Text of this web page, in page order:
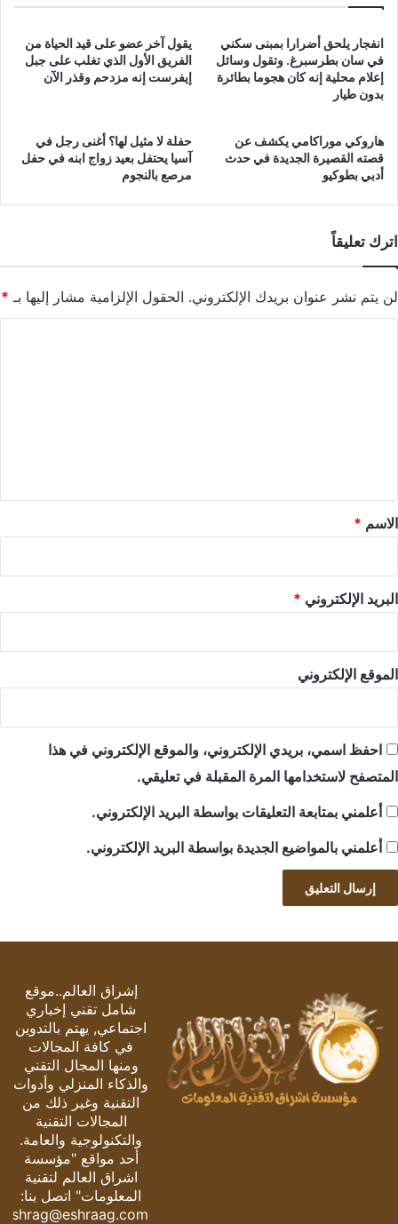
انفجار يلحق أضرارا بمبنى سكني
في سان بطرسبرغ. وتقول وسائل
إعلام محلية إنه كان هجوما بطائرة
بدون طيار
يقول آخر عضو على قيد الحياة من
الفريق الأول الذي تغلب على جبل
إيفرست إنه مزدحم وقذر الآن
هاروكي موراكامي يكشف عن
قصته القصيرة الجديدة في حدث
أدبي بطوكيو
حفلة لا مثيل لها؟ أغنى رجل في
آسيا يحتفل بعيد زواج ابنه في حفل
مرصع بالنجوم
اترك تعليقاً
لن يتم نشر عنوان بريدك الإلكتروني. الحقول الإلزامية مشار إليها بـ *
*
الاسم *
البريد الإلكتروني *
الموقع الإلكتروني
احفظ اسمي، بريدي الإلكتروني، والموقع الإلكتروني في هذا
المتصفح لاستخدامها المرة المقبلة في تعليقي.
أعلمني بمتابعة التعليقات بواسطة البريد الإلكتروني.
أعلمني بالمواضيع الجديدة بواسطة البريد الإلكتروني.
إشراق العالم..موقع
شامل تقني إخباري
اجتماعي, يهتم بالتدوين
في كافة المجالات
ومنها المجال التقني
والذكاء المنزلي وأدوات
التقنية وغير ذلك من
المجالات التقنية
والتكنولوجية والعامة.
أحد مواقع "مؤسسة
اشراق العالم لتقنية
المعلومات" اتصل بنا:
eshrag@eshraag.com